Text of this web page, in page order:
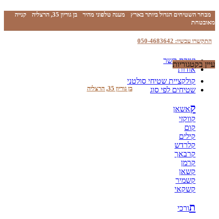
מבחר השטיחים הגדול ביותר בארץ מענה טלפוני מהיר בן גוריון 35, הרצליה
קנייה
מאובטחת
התקשרו עכשיו: 050-4683642
יצירת קשר
אודות
בן גוריון 35, הרצליה
עיין בקטגוריות
קולקציית שטיחי סולטני
שטיחים לפי סוג
קאשאן
קווקזי
קום
קילים
קלרדש
קרבאך
קרמן
קשאן
קשמיר
קשקאי
תורכי